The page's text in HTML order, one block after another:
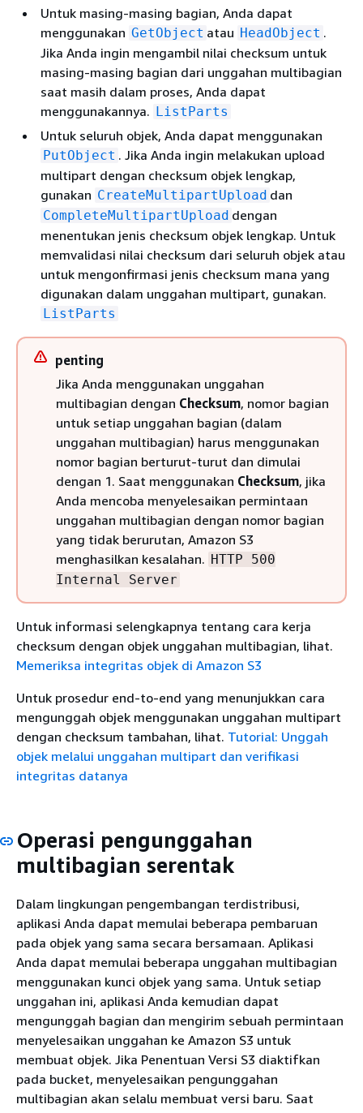
Untuk masing-masing bagian, Anda dapat
menggunakan GetObject atau HeadObject .
Jika Anda ingin mengambil nilai checksum untuk
masing-masing bagian dari unggahan multibagian
saat masih dalam proses, Anda dapat
menggunakannya. ListParts
Untuk seluruh objek, Anda dapat menggunakan
PutObject . Jika Anda ingin melakukan upload
multipart dengan checksum objek lengkap,
gunakan CreateMultipartUpload dan
CompleteMultipartUpload dengan
menentukan jenis checksum objek lengkap. Untuk
memvalidasi nilai checksum dari seluruh objek atau
untuk mengonfirmasi jenis checksum mana yang
digunakan dalam unggahan multipart, gunakan.
ListParts
penting
Jika Anda menggunakan unggahan
multibagian dengan Checksum, nomor bagian
untuk setiap unggahan bagian (dalam
unggahan multibagian) harus menggunakan
nomor bagian berturut-turut dan dimulai
dengan 1. Saat menggunakan Checksum, jika
Anda mencoba menyelesaikan permintaan
unggahan multibagian dengan nomor bagian
yang tidak berurutan, Amazon S3
menghasilkan kesalahan. HTTP 500
Internal Server
Untuk informasi selengkapnya tentang cara kerja
checksum dengan objek unggahan multibagian, lihat.
Memeriksa integritas objek di Amazon S3
Untuk prosedur end-to-end yang menunjukkan cara
mengunggah objek menggunakan unggahan multipart
dengan checksum tambahan, lihat. Tutorial: Unggah
objek melalui unggahan multipart dan verifikasi
integritas datanya
Operasi pengunggahan
multibagian serentak
Dalam lingkungan pengembangan terdistribusi,
aplikasi Anda dapat memulai beberapa pembaruan
pada objek yang sama secara bersamaan. Aplikasi
Anda dapat memulai beberapa unggahan multibagian
menggunakan kunci objek yang sama. Untuk setiap
unggahan ini, aplikasi Anda kemudian dapat
mengunggah bagian dan mengirim sebuah permintaan
menyelesaikan unggahan ke Amazon S3 untuk
membuat objek. Jika Penentuan Versi S3 diaktifkan
pada bucket, menyelesaikan pengunggahan
multibagian akan selalu membuat versi baru. Saat